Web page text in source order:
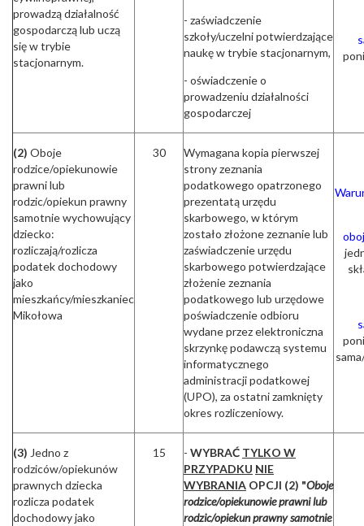
prowadzą działalność
gospodarczą lub uczą
się w trybie
stacjonarnym.
- zaświadczenie
szkoły/uczelni potwierdzające
naukę w trybie stacjonarnym,
- oświadczenie o
prowadzeniu działalności
gospodarczej
(2) Oboje
rodzice/opiekunowie
prawni lub
rodzic/opiekun prawny
samotnie wychowujący
dziecko:
rozliczają/rozlicza
podatek dochodowy
jako
mieszkańcy/mieszkaniec
Mikołowa
30
Wymagana kopia pierwszej
strony zeznania
podatkowego opatrzonego
prezentatą urzędu
skarbowego, w którym
zostało złożone zeznanie lub
zaświadczenie urzędu
skarbowego potwierdzające
złożenie zeznania
podatkowego lub urzędowe
poświadczenie odbioru
wydane przez elektroniczna
skrzynkę podawczą systemu
informatycznego
administracji podatkowej
(UPO), za ostatni zamknięty
okres rozliczeniowy.
(3) Jedno z
rodziców/opiekunów
prawnych dziecka
rozlicza podatek
dochodowy jako
15 - WYBRAĆ TYLKO W
PRZYPADKU NIE
WYBRANIA OPCJI (2) "Oboje
rodzice/opiekunowie prawni lub
rodzic/opiekun prawny samotnie